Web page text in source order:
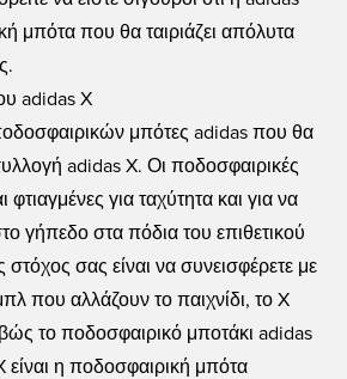
μπότα που θα ταιριάζει απόλυτα
adidas X
μπότες adidas που θα
adidas X. Οι ποδοσφαιρικές
φτιαγμένες για ταχύτητα και για να
γήπεδο στα πόδια του επιθετικού
σας είναι να συνεισφέρετε με
που αλλάζουν το παιχνίδι, το X
το ποδοσφαιρικό μποτάκι adidas
είναι η ποδοσφαιρική μπότα